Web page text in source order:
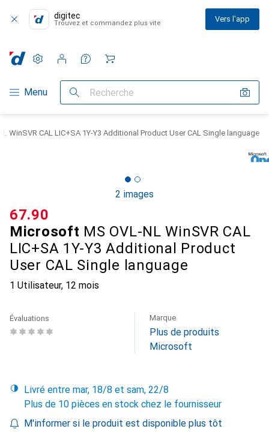
digitec
Trouvez et commandez plus vite Vers l'app
Navigation par catégorie
Menu Recherche
Paramètres
Compte client
Listes de comparaison
Listes d'envies
Panier
WinSVR CAL LIC+SA 1Y-Y3 Additional Product User CAL Single language
2 images
Microsoft MS OVL-NL WinSVR CAL
LIC+SA 1Y-Y3 Additional Product
User CAL Single language
1 Utilisateur, 12 mois
CHF
67.90
Évaluations Marque
Plus de produits
Microsoft
Livré entre mar, 18/8 et sam, 22/8
Plus de 10 pièces en stock chez le fournisseur
M'informer si le produit est disponible plus tôt